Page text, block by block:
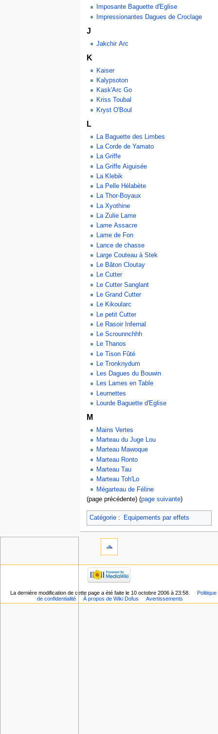
Imposante Baguette d'Eglise
Impressionantes Dagues de Croclage
J
Jakchir Arc
K
Kaiser
Kalypsoton
Kask'Arc Go
Kriss Toubal
Kryst O'Boul
L
La Baguette des Limbes
La Corde de Yamato
La Griffe
La Griffe Aiguisée
La Klebik
La Pelle Hélabète
La Thor-Boyaux
La Xyothine
La Zulie Lame
Lame Assacre
Lame de Fon
Lance de chasse
Large Couteau à Stek
Le Bâton Cloutay
Le Cutter
Le Cutter Sanglant
Le Grand Cutter
Le Kikoularc
Le petit Cutter
Le Rasoir Infernal
Le Scrounnchhh
Le Thanos
Le Tison Fûté
Le Tronknydum
Les Dagues du Bouwin
Les Lames en Table
Leurnettes
Lourde Baguette d'Eglise
M
Mains Vertes
Marteau du Juge Lou
Marteau Mawoque
Marteau Ronto
Marteau Tau
Marteau Toh'Lo
Mégarteau de Féline
(page précédente) (page suivante)
Catégorie: Equipements par effets
La dernière modification de cette page a été faite le 10 octobre 2006 à 23:58.
Politique
de confidentialité
À propos de Wiki Dofus Avertissements